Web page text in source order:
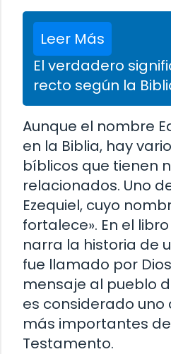
Leer Más
El verdadero
recto según la
Aunque el nombre
en la Biblia, hay
bíblicos que tienen
relacionados. Uno
Ezequiel, cuyo
fortalece». En el
narra la historia de
fue llamado por
mensaje al pueblo
es considerado
más importantes
Testamento.